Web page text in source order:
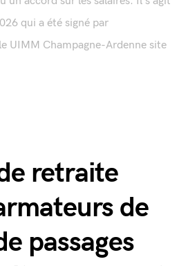
qui a été signé par
UIMM Champagne-Ardenne site
retraite
de
passages